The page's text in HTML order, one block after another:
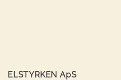
ELSTYRKEN ApS